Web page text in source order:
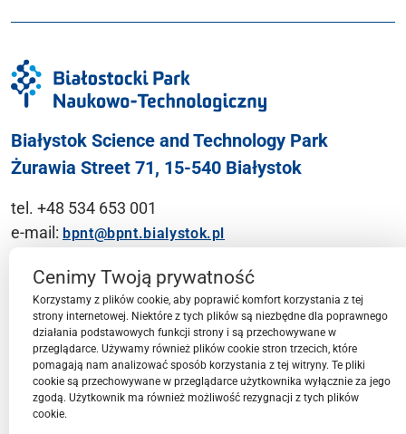
Białystok Science and Technology Park
Żurawia Street 71, 15-540 Białystok
tel. +48 534 653 001
e-mail: bpnt@bpnt.bialystok.pl
Contact
BPN-T Area
BPN-T Offer
Cenimy Twoją prywatność
Korzystamy z plików cookie, aby poprawić komfort korzystania z tej
strony internetowej. Niektóre z tych plików są niezbędne dla poprawnego
działania podstawowych funkcji strony i są przechowywane w
przeglądarce. Używamy również plików cookie stron trzecich, które
pomagają nam analizować sposób korzystania z tej witryny. Te pliki
cookie są przechowywane w przeglądarce użytkownika wyłącznie za jego
zgodą. Użytkownik ma również możliwość rezygnacji z tych plików
cookie.